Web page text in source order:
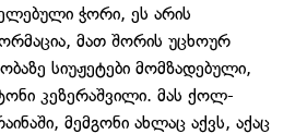
ჭორი, ეს არის
მათ შორის უცხოურ
სიუჟეტები მომზადებული,
კეზერაშვილი. მას ქოლ-
მემგონი ახლაც აქვს, აქაც